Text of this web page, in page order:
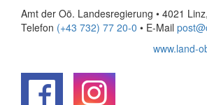
Amt der Oö. Landesregierung • 4021
Telefon (+43 732) 77 20-0 • E-Mail
www.land-